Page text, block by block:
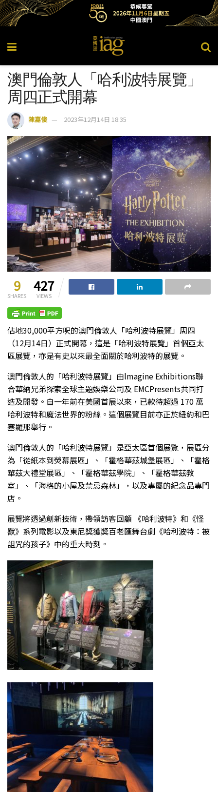
澳門倫敦人「哈利波特展覽」
周四正式開幕
陳嘉俊 2023年12月14日 18:35
9
SHARES
427
VIEWS
佔地30,000平方呎的澳門倫敦人「哈利波特展覽」周四
（12月14日）正式開幕，這是「哈利波特展覽」首個亞太
區展覽，亦是有史以來最全面關於哈利波特的展覽。
澳門倫敦人的「哈利波特展覽」由lmagine Exhibitions聯
合華納兄弟探索全球主題娛樂公司及 EMCPresents共同打
造及開發。自一年前在美國首展以來，已款待超過 170 萬
哈利波特和魔法世界的粉絲。這個展覽目前亦正於紐約和巴
塞羅那舉行。
澳門倫敦人的「哈利波特展覽」是亞太區首個展覧，展區分
為「從紙本到熒幕展區」、「霍格華茲城堡展區」、「霍格
華茲大禮堂展區」、「霍格華茲學院」、「霍格華茲教
室」、「海格的小屋及禁忌森林」，以及專屬的紀念品專門
店。
展覽將透過創新技術，帶領訪客回顧 《哈利波特》和《怪
獸》系列電影以及東尼獎獲獎百老匯舞台劇《哈利波特：被
詛咒的孩子》中的重大時刻。